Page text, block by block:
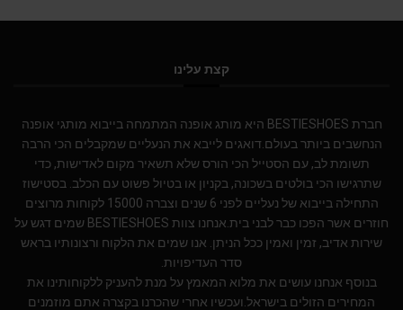
קצת עלינו
חברת BESTIESHOES היא מותג אופנה המתמחה בייבוא מותגי אופנה
הנחשבים ביותר בעולם.דואגים לייבא את הנעליים שמקבלים הכי הרבה
תשומת לב, עם הסטייל הכי הורס שלא תשאיר מקום לאדישות, כדי
שתרגישו הכי בולטים בשכונה, בקניון או בטיול פשוט עם הכלב. בסטישוז
התחילה בייבוא של נעליים לפני 6 שנים וצברה 15000 לקוחות מרוצים
חוזרים אשר הפכו כבר לבני בית.אנחנו צוות BESTIESHOES שמים דגש על
שירות אדיב, זמין ואמין ככל הניתן. אנו שמים את הלקוח ורצונותיו בראש
סדר העדיפויות.
בנוסף אנחנו עושים את מלוא המאמץ על מנת להעניק ללקוחותינו את
המחירים הזולים בישראל.ועכשיו אחרי שהכרנו בקצרה אתם מוזמנים